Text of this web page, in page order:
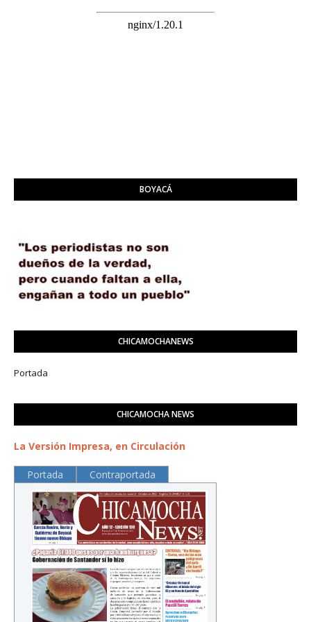
BOYACÁ
CHICAMOCHANEWS
Portada
CHICAMOCHA NEWS
La Versión Impresa, en Circulación
Portada Contraportada